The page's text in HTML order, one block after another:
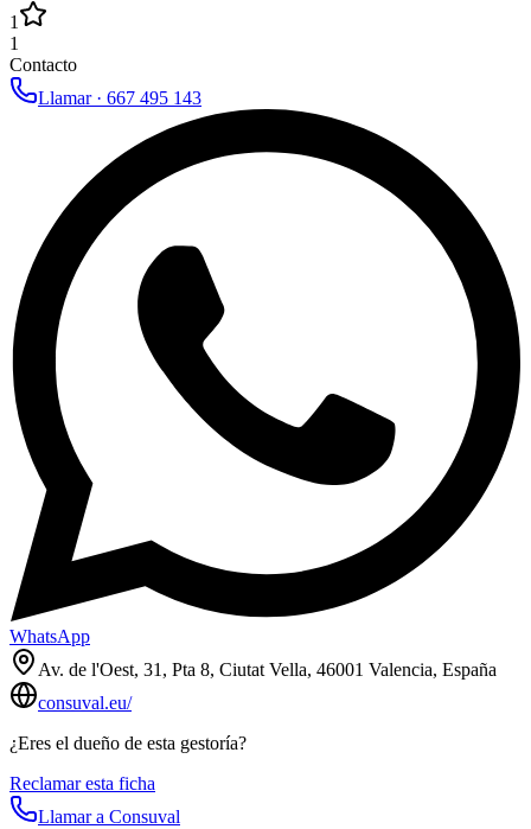
1
1
Contacto
Llamar · 667 495 143
WhatsApp
Av. de l'Oest, 31, Pta 8, Ciutat Vella, 46001 Valencia, España
consuval.eu/
¿Eres el dueño de esta gestoría?
Reclamar esta ficha
Llamar a Consuval